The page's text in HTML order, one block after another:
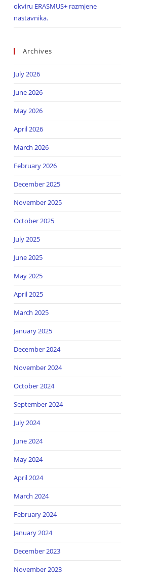
okviru ERASMUS+ razmjene
nastavnika.
Archives
July 2026
June 2026
May 2026
April 2026
March 2026
February 2026
December 2025
November 2025
October 2025
July 2025
June 2025
May 2025
April 2025
March 2025
January 2025
December 2024
November 2024
October 2024
September 2024
July 2024
June 2024
May 2024
April 2024
March 2024
February 2024
January 2024
December 2023
November 2023